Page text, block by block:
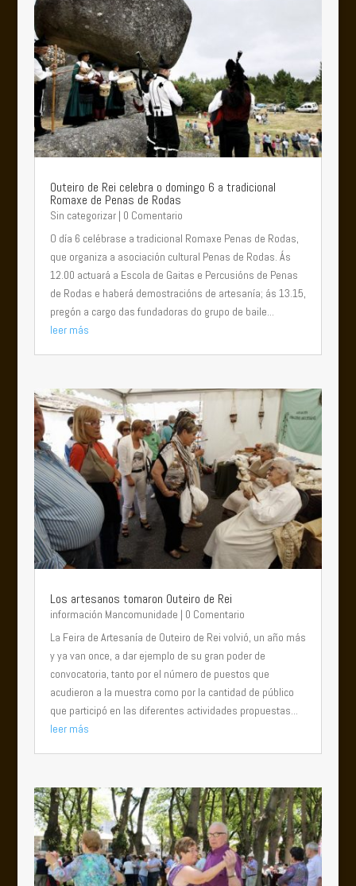
Outeiro de Rei celebra o domingo 6 a tradicional
Romaxe de Penas de Rodas
Sin categorizar| 0 Comentario
O día 6 celébrase a tradicional Romaxe Penas de Rodas,
que organiza a asociación cultural Penas de Rodas. Ás
12.00 actuará a Escola de Gaitas e Percusións de Penas
de Rodas e haberá demostracións de artesanía; ás 13.15,
pregón a cargo das fundadoras do grupo de baile...
leer más
Los artesanos tomaron Outeiro de Rei
información Mancomunidade | 0 Comentario
La Feira de Artesanía de Outeiro de Rei volvió, un año más
y ya van once, a dar ejemplo de su gran poder de
convocatoria, tanto por el número de puestos que
acudieron a la muestra como por la cantidad de público
que participó en las diferentes actividades propuestas...
leer más